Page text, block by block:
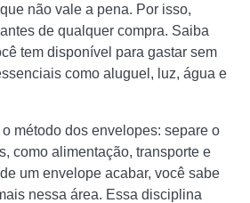
não vale a pena. Por isso,
de qualquer compra. Saiba
tem disponível para gastar sem
como aluguel, luz, água e
método dos envelopes: separe o
como alimentação, transporte e
um envelope acabar, você sabe
nessa área. Essa disciplina